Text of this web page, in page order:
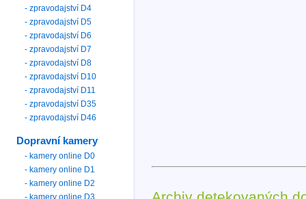
- zpravodajství D4
- zpravodajství D5
- zpravodajství D6
- zpravodajství D7
- zpravodajství D8
- zpravodajství D10
- zpravodajství D11
- zpravodajství D35
- zpravodajství D46
Dopravní kamery
- kamery online D0
- kamery online D1
- kamery online D2
- kamery online D3